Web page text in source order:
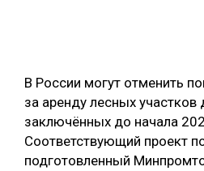
ПРОИЗВОДСТВО ДРЕВЕСНЫХ
ЦБП
ПОДБОРКИ СТАТЕЙ
В России могут отменить
за аренду лесных участков
заключённых до начала
Соответствующий проект
подготовленный